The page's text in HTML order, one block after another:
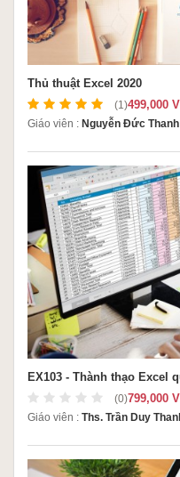
Thủ thuật Excel 2020
(1)499,000
Giáo viên : Nguyễn Đức Thanh
EX103 - Thành thạo Excel
(0)799,000
Giáo viên : Ths. Trần Duy